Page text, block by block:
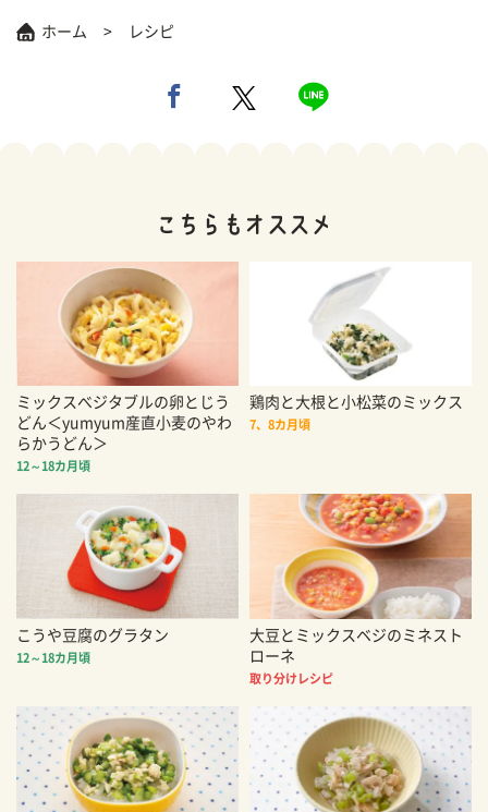
ホーム レシピ
ミックスべジタブルの卵とじう
どん＜yumyum産直小麦のやわ
らかうどん＞
12～18カ月頃
鶏肉と大根と小松菜のミックス
7、8カ月頃
こうや豆腐のグラタン
12～18カ月頃
大豆とミックスベジのミネスト
ローネ
取り分けレシピ